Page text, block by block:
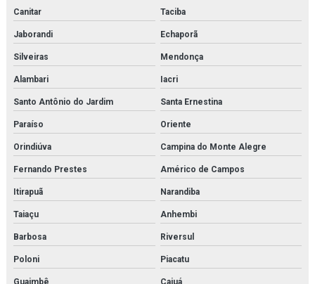
Canitar Taciba
Jaborandi Echaporã
Silveiras Mendonça
Alambari Iacri
Santo Antônio do Jardim Santa Ernestina
Paraíso Oriente
Orindiúva Campina do Monte Alegre
Fernando Prestes Américo de Campos
Itirapuã Narandiba
Taiaçu Anhembi
Barbosa Riversul
Poloni Piacatu
Guaimbê Caiuá